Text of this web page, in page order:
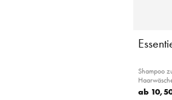
Shampoo
ab